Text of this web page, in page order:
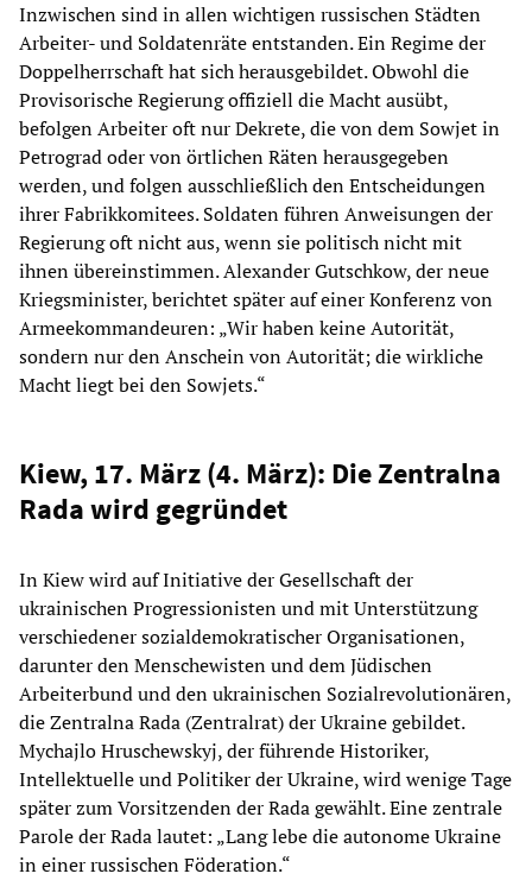
Inzwischen sind in allen wichtigen russischen Städten
Arbeiter- und Soldatenräte entstanden. Ein Regime der
Doppelherrschaft hat sich herausgebildet. Obwohl die
Provisorische Regierung offiziell die Macht ausübt,
befolgen Arbeiter oft nur Dekrete, die von dem Sowjet in
Petrograd oder von örtlichen Räten herausgegeben
werden, und folgen ausschließlich den Entscheidungen
ihrer Fabrikkomitees. Soldaten führen Anweisungen der
Regierung oft nicht aus, wenn sie politisch nicht mit
ihnen übereinstimmen. Alexander Gutschkow, der neue
Kriegsminister, berichtet später auf einer Konferenz von
Armeekommandeuren: „Wir haben keine Autorität,
sondern nur den Anschein von Autorität; die wirkliche
Macht liegt bei den Sowjets.“
Kiew, 17. März (4. März): Die Zentralna
Rada wird gegründet
In Kiew wird auf Initiative der Gesellschaft der
ukrainischen Progressionisten und mit Unterstützung
verschiedener sozialdemokratischer Organisationen,
darunter den Menschewisten und dem Jüdischen
Arbeiterbund und den ukrainischen Sozialrevolutionären,
die Zentralna Rada (Zentralrat) der Ukraine gebildet.
Mychajlo Hruschewskyj, der führende Historiker,
Intellektuelle und Politiker der Ukraine, wird wenige Tage
später zum Vorsitzenden der Rada gewählt. Eine zentrale
Parole der Rada lautet: „Lang lebe die autonome Ukraine
in einer russischen Föderation.“